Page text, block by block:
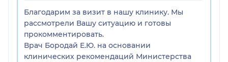
Благодарим за визит в нашу клинику. Мы
рассмотрели Вашу ситуацию и готовы
прокомментировать.
Врач Бородай Е.Ю. на основании
клинических рекомендаций Министерства